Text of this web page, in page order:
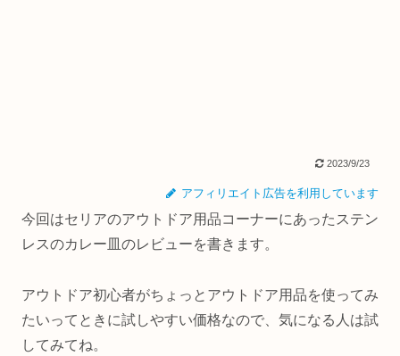
2023/9/23
アフィリエイト広告を利用しています
今回はセリアのアウトドア用品コーナーにあったステン
レスのカレー皿のレビューを書きます。
アウトドア初心者がちょっとアウトドア用品を使ってみ
たいってときに試しやすい価格なので、気になる人は試
してみてね。